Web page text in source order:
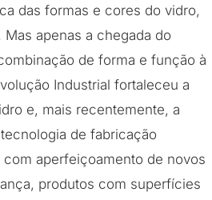
das formas e cores do vidro,
apenas a chegada do
de forma e função à
Industrial fortaleceu a
e, mais recentemente, a
de fabricação
aperfeiçoamento de novos
produtos com superfícies